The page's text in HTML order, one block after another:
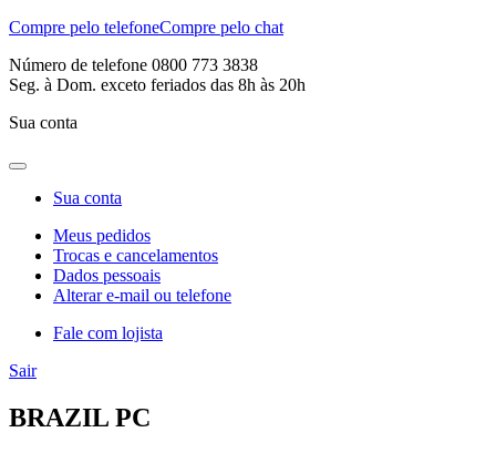
Compre pelo telefoneCompre pelo chat
Número de telefone 0800 773 3838
Seg. à Dom. exceto feriados das 8h às 20h
Sua conta
Sua conta
Meus pedidos
Trocas e cancelamentos
Dados pessoais
Alterar e-mail ou telefone
Fale com lojista
Sair
BRAZIL PC